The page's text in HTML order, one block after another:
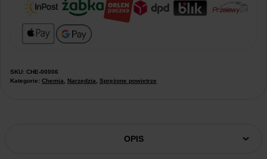
SKU: CHE-00006
Kategorie: Chemia Narzędzia Sprężone powietrze
OPIS